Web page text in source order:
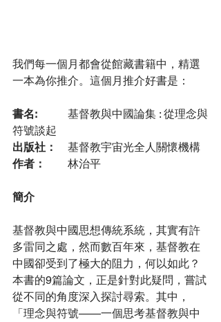
我們每一個月都會從館藏書籍中，精選
一本為你推介。這個月推介好書是：
書名:
符號談起
出版社：
	基督教宇宙光全人關懷機構
作者：
	林治平
簡介
基督教與中國思想傳統系統，其實有許
多雷同之處，然而數百年來，基督教在
中國卻受到了極大的阻力，何以如此？
本書的9篇論文，正是針對此疑問，嘗試
從不同的角度深入探討尋索。其中，
「理念與符號——一個思考基督教與中